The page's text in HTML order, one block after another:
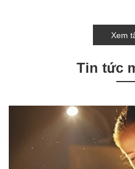
Xem
Tin tức